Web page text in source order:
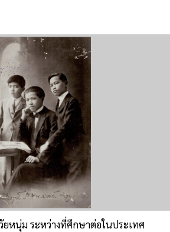
หนุ่ม ระหว่างที่ศึกษาต่อในประเทศ